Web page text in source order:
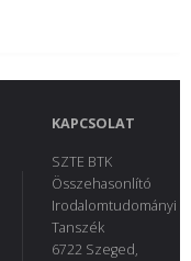
KAPCSOLAT
SZTE BTK
Összehasonlító
Irodalomtudományi
Tanszék
6722 Szeged,